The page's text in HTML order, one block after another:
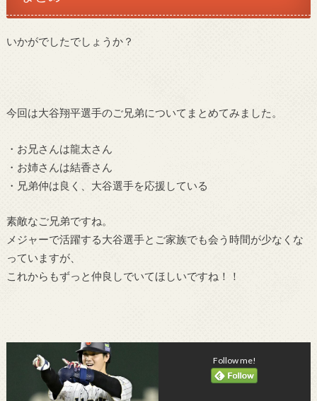
いかがでしたでしょうか？
今回は大谷翔平選手のご兄弟についてまとめてみました。
・お兄さんは龍太さん
・お姉さんは結香さん
・兄弟仲は良く、大谷選手を応援している
素敵なご兄弟ですね。
メジャーで活躍する大谷選手とご家族でも会う時間が少なくな
っていますが、
これからもずっと仲良しでいてほしいですね！！
Follow me!